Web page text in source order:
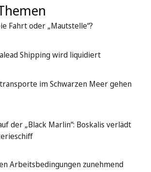
Fahrt oder „Mautstelle“?
Shipping wird liquidiert
im Schwarzen Meer gehen
der „Black Marlin“: Boskalis verlädt
Arbeitsbedingungen zunehmend